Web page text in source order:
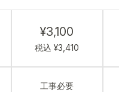
¥3,100
税込 ¥3,410
工事必要